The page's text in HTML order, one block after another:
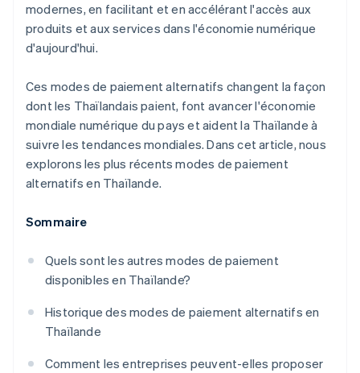
modernes, en facilitant et en accélérant l'accès aux
produits et aux services dans l'économie numérique
d'aujourd'hui.
Ces modes de paiement alternatifs changent la façon
dont les Thaïlandais paient, font avancer l'économie
mondiale numérique du pays et aident la Thaïlande à
suivre les tendances mondiales. Dans cet article, nous
explorons les plus récents modes de paiement
alternatifs en Thaïlande.
Sommaire
Quels sont les autres modes de paiement
disponibles en Thaïlande?
Historique des modes de paiement alternatifs en
Thaïlande
Comment les entreprises peuvent-elles proposer